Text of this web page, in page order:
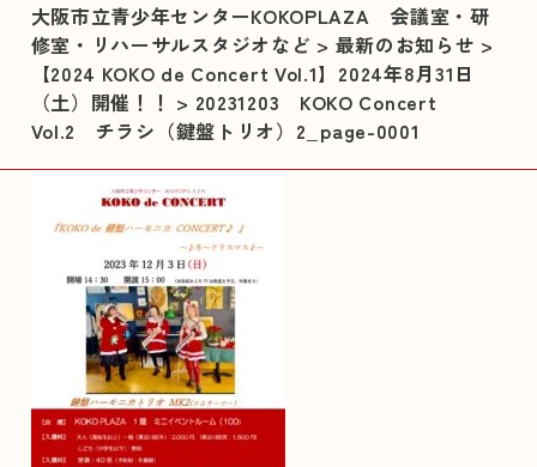
大阪市立青少年センターKOKOPLAZA 会議室・研
修室・リハーサルスタジオなど > 最新のお知らせ >
【2024 KOKO de Concert Vol.1】2024年8月31日
（土）開催！！ > 20231203 KOKO Concert
Vol.2 チラシ（鍵盤トリオ）2_page-0001